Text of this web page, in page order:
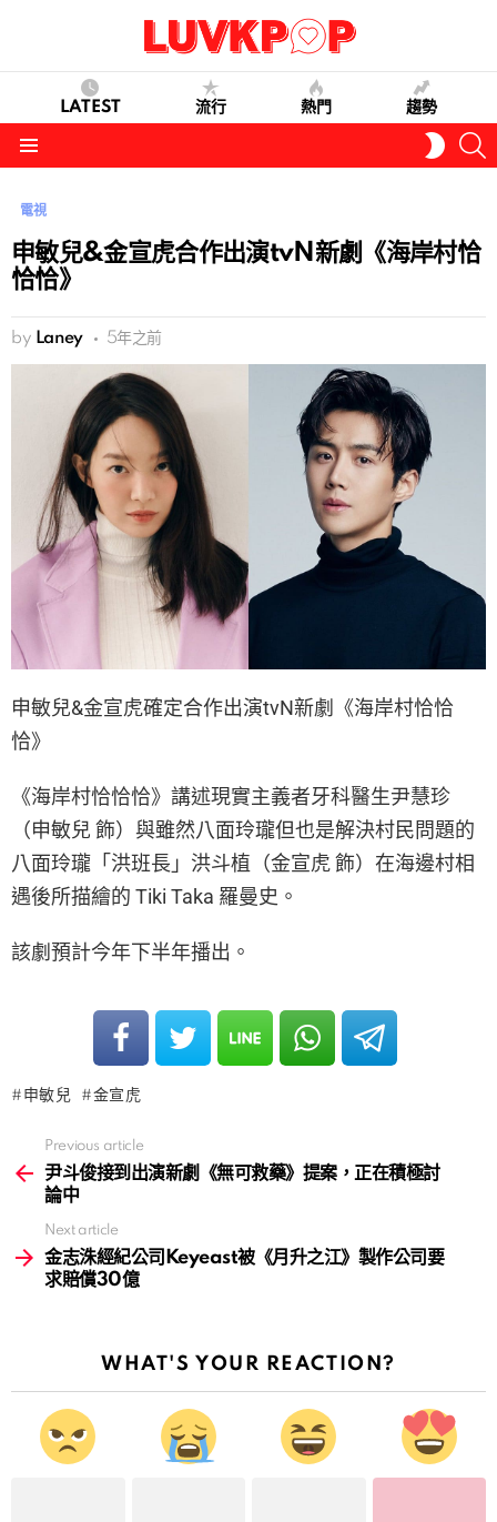
LATEST 流行 熱門 趨勢
SKIN
電視
申敏兒&金宣虎合作出演tvN新劇《海岸村恰
恰恰》
by Laney 5年之前
申敏兒&金宣虎確定合作出演tvN新劇《海岸村恰恰
恰》
《海岸村恰恰恰》講述現實主義者牙科醫生尹慧珍
（申敏兒 飾）與雖然八面玲瓏但也是解決村民問題的
八面玲瓏「洪班長」洪斗植（金宣虎 飾）在海邊村相
遇後所描繪的 Tiki Taka 羅曼史。
該劇預計今年下半年播出。
申敏兒 金宣虎
more
Previous article
尹斗俊接到出演新劇《無可救藥》提案，正在積極討
論中
Next article
金志洙經紀公司Keyeast被《月升之江》製作公司要
求賠償30億
WHAT'S YOUR REACTION?